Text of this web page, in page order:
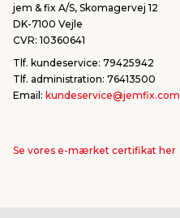
jem & fix A/S, Skomagervej 12
DK-7100 Vejle
CVR: 10360641
Tlf. kundeservice: 79425942
Tlf. administration: 76413500
Email: kundeservice@jemfix.com
Se vores e-mærket certifikat her